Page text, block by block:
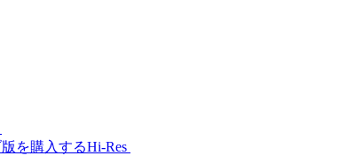
Hi-Res